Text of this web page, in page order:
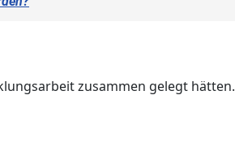
zusammen gelegt hätten.